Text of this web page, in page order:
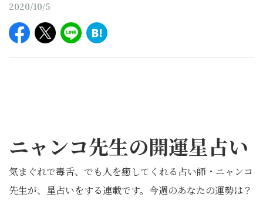
2020/10/5
ニャンコ先生の開運星占い
気まぐれで毒舌、でも人を癒してくれる占い師・ニャンコ
先生が、星占いをする連載です。今週のあなたの運勢は？